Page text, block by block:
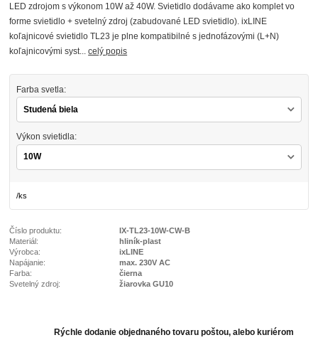
LED zdrojom s výkonom 10W až 40W. Svietidlo dodávame ako komplet vo
forme svietidlo + svetelný zdroj (zabudované LED svietidlo). ixLINE
koľajnicové svietidlo TL23 je plne kompatibilné s jednofázovými (L+N)
koľajnicovými syst...celý popis
Farba svetla:
Výkon svietidla:
/ks
Číslo produktu:
IX-TL23-10W-CW-B
Materiál:
hliník-plast
Výrobca:
ixLINE
Napájanie:
max. 230V AC
Farba:
čierna
Svetelný zdroj:
žiarovka GU10
Rýchle dodanie objednaného tovaru poštou, alebo kuriérom